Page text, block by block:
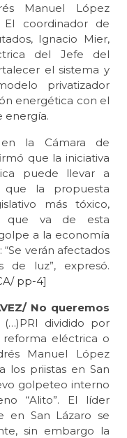
Manuel López
coordinador de
Ignacio Mier,
del Jefe del
el sistema y
privatizador
energética con el
energía.
la Cámara de
que la iniciativa
puede llevar a
que la propuesta
más tóxico,
que va de esta
a la economía
verán afectados
de luz”, expresó.
pp-4]
No queremos
(…)PRI dividido por
reforma eléctrica o
Manuel López
los priistas en San
golpeteo interno
“Alito”. El líder
en San Lázaro se
sin embargo la